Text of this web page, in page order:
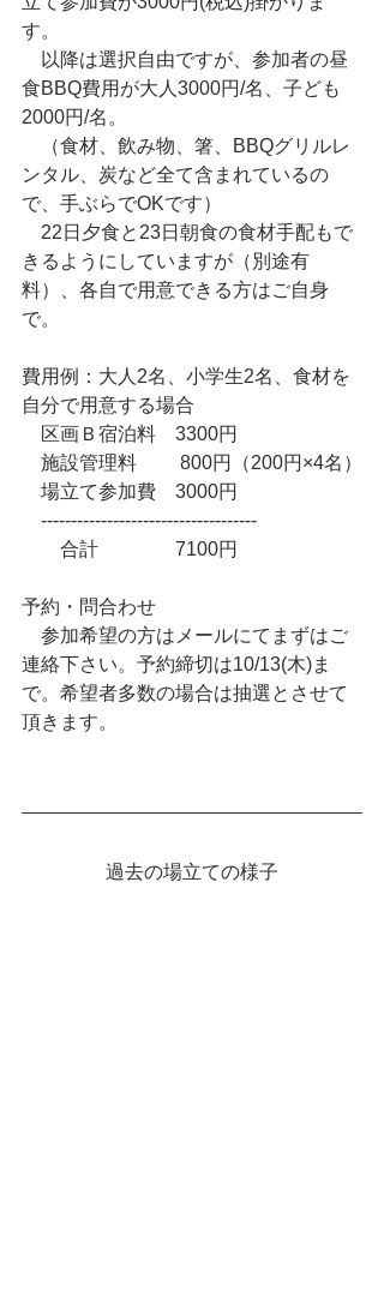
す。
以降は選択自由ですが、参加者の昼
食BBQ費用が大人3000円/名、子ども
2000円/名。
（食材、飲み物、箸、BBQグリルレ
ンタル、炭など全て含まれているの
で、手ぶらでOKです）
22日夕食と23日朝食の食材手配もで
きるようにしていますが（別途有
料）、各自で用意できる方はご自身
で。
費用例：大人2名、小学生2名、食材を
自分で用意する場合
区画Ｂ宿泊料　3300円
施設管理料　　 800円（200円×4名）
場立て参加費　3000円
------------------------------------
合計　　　　7100円
予約・問合わせ
参加希望の方はメールにてまずはご
連絡下さい。予約締切は10/13(木)ま
で。希望者多数の場合は抽選とさせて
頂きます。
過去の場立ての様子